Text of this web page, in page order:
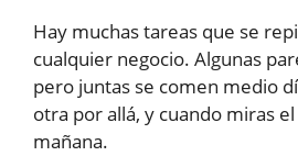
Hay muchas tareas que se
cualquier negocio. Algunas
pero juntas se comen medio
otra por allá, y cuando miras
mañana.